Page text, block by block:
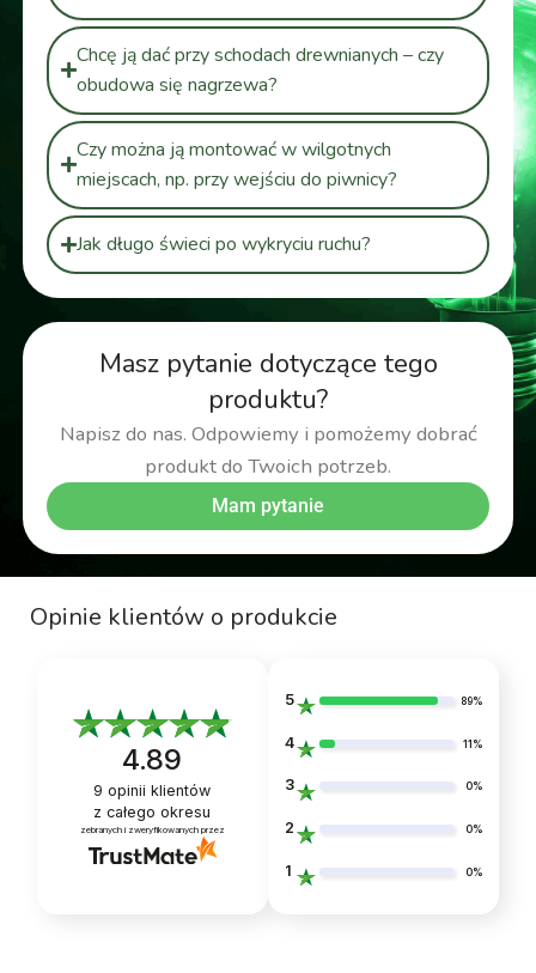
Masz pytanie dotyczące tego
produktu?
Napisz do nas. Odpowiemy i pomożemy dobrać
produkt do Twoich potrzeb.
Mam pytanie
Chcę ją dać przy schodach drewnianych – czy
obudowa się nagrzewa?
Czy można ją montować w wilgotnych
miejscach, np. przy wejściu do piwnicy?
Jak długo świeci po wykryciu ruchu?
Opinie klientów o produkcie
4.89
9 opinii klientów
z całego okresu
zebranych i zweryfikowanych przez
5 89%
4 11%
3 0%
2 0%
1 0%